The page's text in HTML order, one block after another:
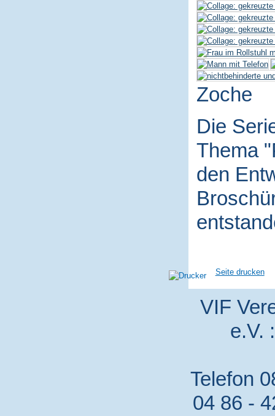
Zoche
Die
Thema
den
Seite drucken
VIF
e.V.
Telefon
04 86 -